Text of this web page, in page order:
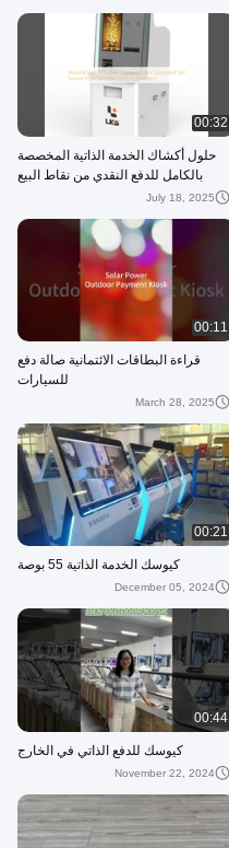
00:32
حلول أكشاك الخدمة الذاتية المخصصة
بالكامل للدفع النقدي من نقاط البيع
July 18, 2025
00:11
قراءة البطاقات الائتمانية صالة دفع
للسيارات
March 28, 2025
00:21
كيوسك الخدمة الذاتية 55 بوصة
December 05, 2024
00:44
كيوسك للدفع الذاتي في الخارج
November 22, 2024